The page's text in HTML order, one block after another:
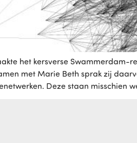
het kersverse Swammerdam-
met Marie Beth sprak zij
Deze staan misschien